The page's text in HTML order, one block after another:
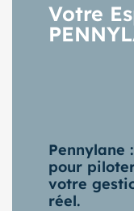
Votre
Pennylane
pour
votre
réel.